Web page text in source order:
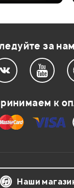
товаре
товаре:
за
к
Наши